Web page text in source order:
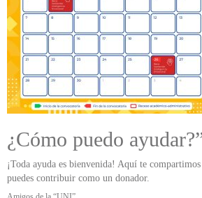
¿Cómo puedo
¡Toda ayuda es bienvenida! Aquí te
puedes contribuir como un donador.